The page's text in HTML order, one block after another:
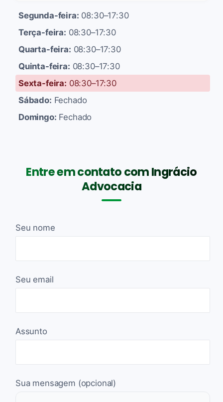
Segunda-feira: 08:30–17:30
Terça-feira: 08:30–17:30
Quarta-feira: 08:30–17:30
Quinta-feira: 08:30–17:30
Sexta-feira: 08:30–17:30
Sábado: Fechado
Domingo: Fechado
Entre em contato com Ingrácio
Advocacia
Seu nome
Seu email
Assunto
Sua mensagem (opcional)